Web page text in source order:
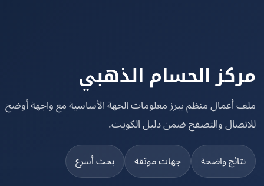
الحسام الذهبي
منظم يبرز معلومات الجهة الأساسية مع واجهة أوضح
والتصفح ضمن دليل الكويت.
واضحة جهات موثقة بحث أسرع